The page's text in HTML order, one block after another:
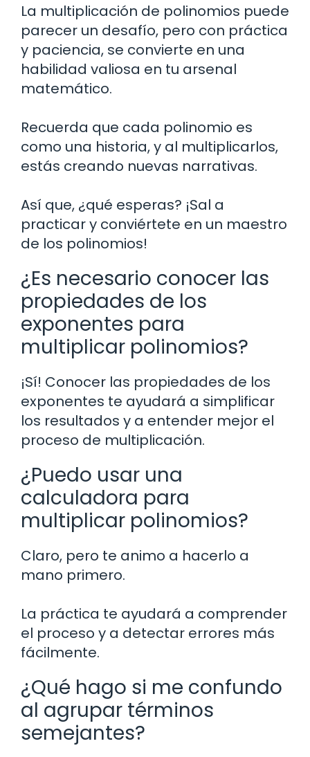
La multiplicación de polinomios puede
parecer un desafío, pero con práctica
y paciencia, se convierte en una
habilidad valiosa en tu arsenal
matemático.
Recuerda que cada polinomio es
como una historia, y al multiplicarlos,
estás creando nuevas narrativas.
Así que, ¿qué esperas? ¡Sal a
practicar y conviértete en un maestro
de los polinomios!
¿Es necesario conocer las
propiedades de los
exponentes para
multiplicar polinomios?
¡Sí! Conocer las propiedades de los
exponentes te ayudará a simplificar
los resultados y a entender mejor el
proceso de multiplicación.
¿Puedo usar una
calculadora para
multiplicar polinomios?
Claro, pero te animo a hacerlo a
mano primero.
La práctica te ayudará a comprender
el proceso y a detectar errores más
fácilmente.
¿Qué hago si me confundo
al agrupar términos
semejantes?